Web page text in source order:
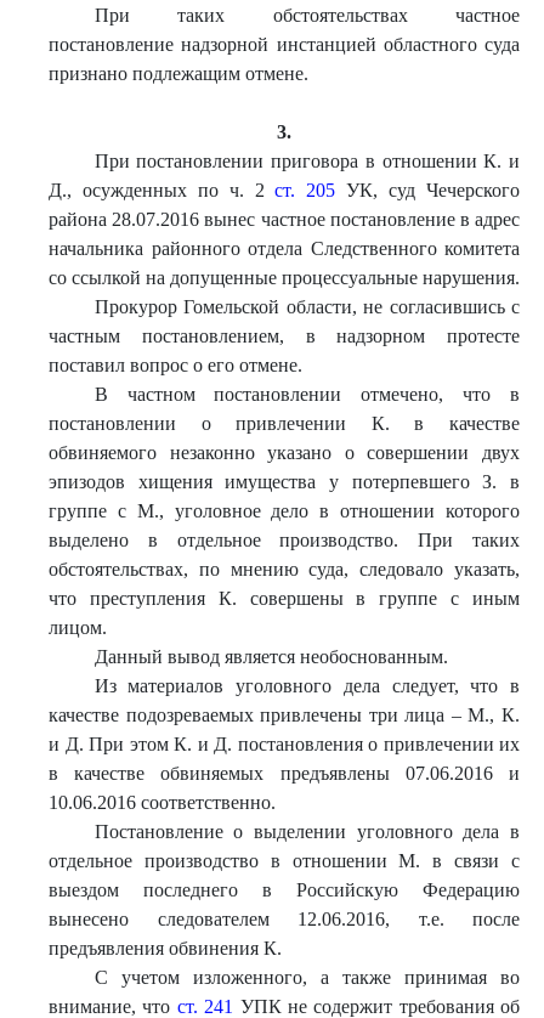
При таких обстоятельствах частное
постановление надзорной инстанцией областного суда
признано подлежащим отмене.
3.
При постановлении приговора в отношении К. и
Д., осужденных по ч. 2ст. 205 УК, суд Чечерского
района 28.07.2016 вынес частное постановление в адрес
начальника районного отдела Следственного комитета
со ссылкой на допущенные процессуальные нарушения.
Прокурор Гомельской области, не согласившись с
частным постановлением, в надзорном протесте
поставил вопрос о его отмене.
В частном постановлении отмечено, что в
постановлении о привлечении К. в качестве
обвиняемого незаконно указано о совершении двух
эпизодов хищения имущества у потерпевшего З. в
группе с М., уголовное дело в отношении которого
выделено в отдельное производство. При таких
обстоятельствах, по мнению суда, следовало указать,
что преступления К. совершены в группе с иным
лицом.
Данный вывод является необоснованным.
Из материалов уголовного дела следует, что в
качестве подозреваемых привлечены три лица – М., К.
и Д. При этом К. и Д. постановления о привлечении их
в качестве обвиняемых предъявлены 07.06.2016 и
10.06.2016 соответственно.
Постановление о выделении уголовного дела в
отдельное производство в отношении М. в связи с
выездом последнего в Российскую Федерацию
вынесено следователем 12.06.2016, т.е. после
предъявления обвинения К.
С учетом изложенного, а также принимая во
внимание, что ст. 241 УПК не содержит требования об